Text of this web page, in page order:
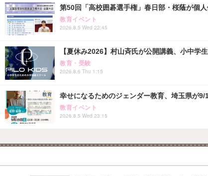
第50回「高校囲碁選手権」春日部・桜蔭が個
教育イベント
2026.8.5 Wed 22:45
【夏休み2026】村山斉氏が公開講義、小中学
教育・受験
2026.8.6 Thu 1:15
幸せになるためのジェンダー教育、埼玉県が9/
教育イベント
2026.8.5 Wed 23:15